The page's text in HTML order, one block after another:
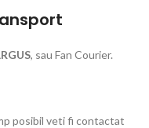
, sau Fan Courier.
posibil veti fi contactat